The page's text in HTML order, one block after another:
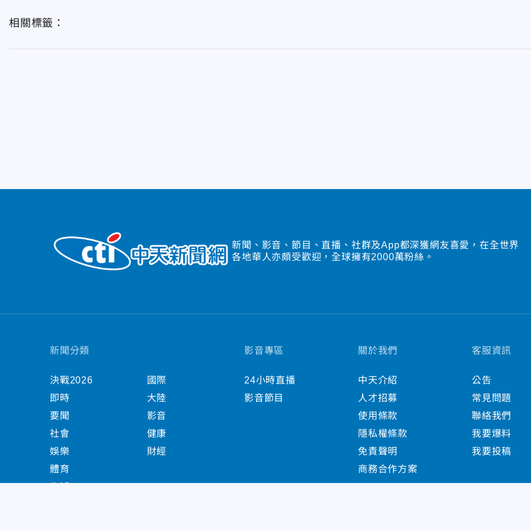
相關標籤：
新聞、影音、節目、直播、社群及App都深獲網友喜愛，在全世界
各地華人亦頗受歡迎，全球擁有2000萬粉絲。
新聞分類
決戰2026
即時
要聞
社會
娛樂
體育
國際
大陸
影音
健康
財經
影音專區
24小時直播
影音節目
關於我們
中天介紹
人才招募
使用條款
隱私權條款
免責聲明
商務合作方案
客服資訊
公告
常見問題
聯絡我們
我要爆料
我要投稿